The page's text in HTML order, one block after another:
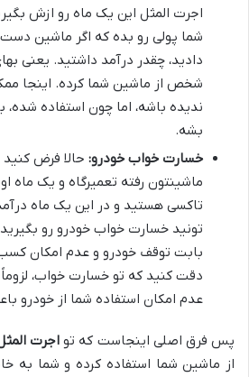
اجرت المثل این یک ماه رو ازش
شما پولی رو بده که اگر ماشین دست
دادید، چقدر درآمد داشتید. یعنی
شخص از ماشین شما کرده. اینجا
ندیده باشه، اما چون استفاده
بشه.
خسارت خواب خودرو: حالا فرض
ماشینتون رفته تعمیرگاه و یک ماه
تاکسی هستید و در این یک ماه
تونید خسارت خواب خودرو رو
بابت توقف خودرو و عدم امکان
دقت کنید که تو خسارت خواب، لزوماً
عدم امکان استفاده شما از خودرو
پس فرق اصلی اینجاست که تو اجرت
از ماشین شما استفاده کرده و شما به